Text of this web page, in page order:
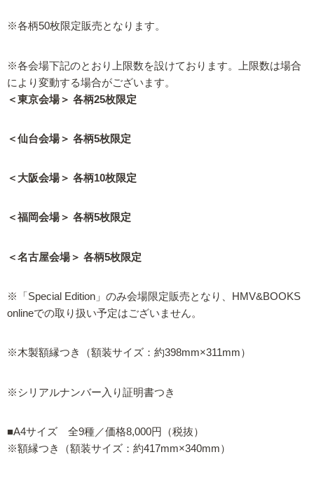
※各柄50枚限定販売となります。
※各会場下記のとおり上限数を設けております。上限数は場合
により変動する場合がございます。
＜東京会場＞ 各柄25枚限定
＜仙台会場＞ 各柄5枚限定
＜大阪会場＞ 各柄10枚限定
＜福岡会場＞ 各柄5枚限定
＜名古屋会場＞ 各柄5枚限定
※「Special Edition」のみ会場限定販売となり、HMV&BOOKS
onlineでの取り扱い予定はございません。
※木製額縁つき（額装サイズ：約398mm×311mm）
※シリアルナンバー入り証明書つき
■A4サイズ 全9種／価格8,000円（税抜）
※額縁つき（額装サイズ：約417mm×340mm）